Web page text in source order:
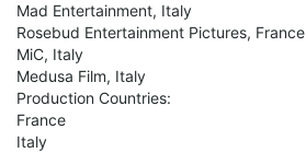
Mad Entertainment, Italy
Rosebud Entertainment Pictures, France
MiC, Italy
Medusa Film, Italy
Production Countries:
France
Italy